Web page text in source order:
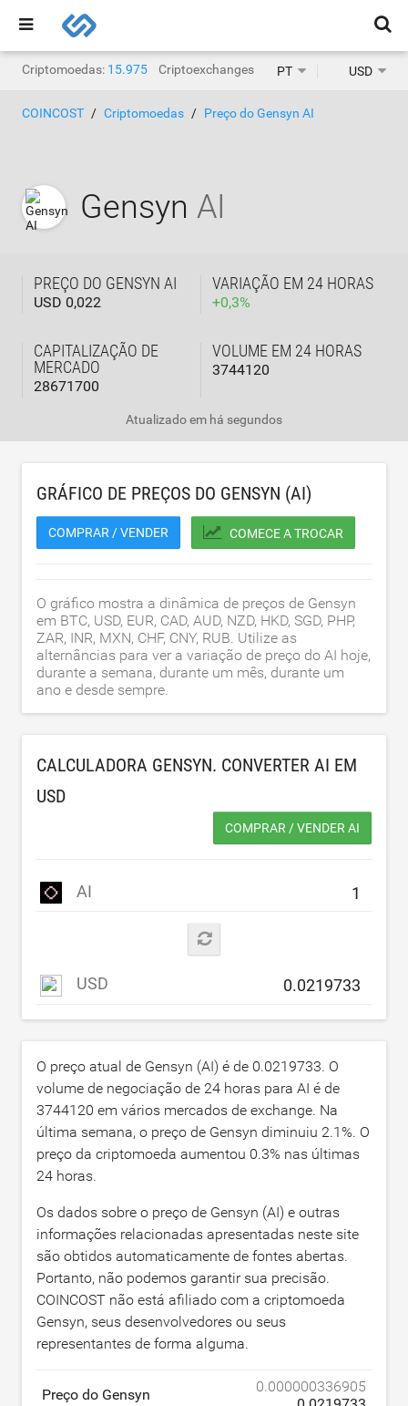
Criptomoedas: 15.975 Criptoexchanges: 1.471
PT USD
COINCOST Criptomoedas Preço do Gensyn AI
Gensyn AI
PREÇO DO GENSYN AI
USD 0,022
VARIAÇÃO EM 24 HORAS
+0,3%
CAPITALIZAÇÃO DE
MERCADO
28671700
VOLUME EM 24 HORAS
3744120
Atualizado em há segundos
GRÁFICO DE PREÇOS DO GENSYN (AI)
COMPRAR / VENDER COMECE A TROCAR
O gráfico mostra a dinâmica de preços de Gensyn
em BTC, USD, EUR, CAD, AUD, NZD, HKD, SGD, PHP,
ZAR, INR, MXN, CHF, CNY, RUB. Utilize as
alternâncias para ver a variação de preço do AI hoje,
durante a semana, durante um mês, durante um
ano e desde sempre.
CALCULADORA GENSYN. CONVERTER AI EM
USD
COMPRAR / VENDER AI
AI
USD
O preço atual de Gensyn (AI) é de 0.0219733. O
volume de negociação de 24 horas para AI é de
3744120 em vários mercados de exchange. Na
última semana, o preço de Gensyn diminuiu 2.1%. O
preço da criptomoeda aumentou 0.3% nas últimas
24 horas.
Os dados sobre o preço de Gensyn (AI) e outras
informações relacionadas apresentadas neste site
são obtidos automaticamente de fontes abertas.
Portanto, não podemos garantir sua precisão.
COINCOST não está afiliado com a criptomoeda
Gensyn, seus desenvolvedores ou seus
representantes de forma alguma.
Preço do Gensyn
0.000000336905